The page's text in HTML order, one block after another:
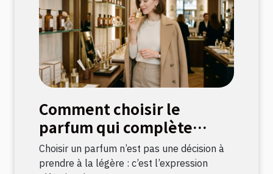
Comment choisir le
parfum qui complète
votre style ?
Choisir un parfum n’est pas une décision à
prendre à la légère : c’est l’expression